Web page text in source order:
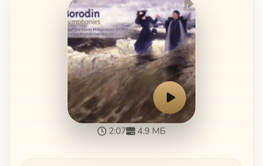
2:07 4.9 МБ